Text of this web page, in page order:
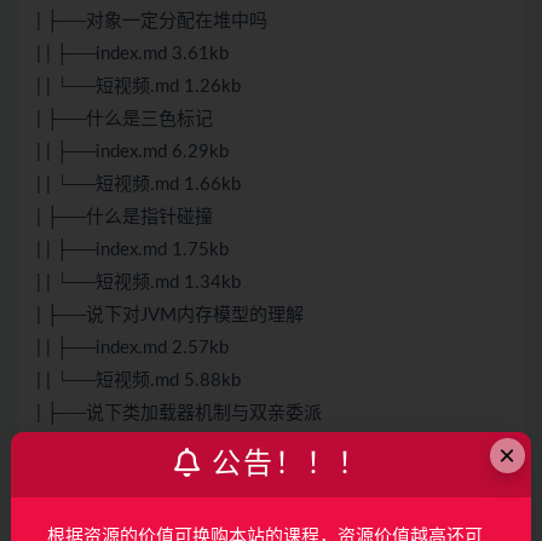
| ├──对象一定分配在堆中吗
| | ├──index.md 3.61kb
| | └──短视频.md 1.26kb
| ├──什么是三色标记
| | ├──index.md 6.29kb
| | └──短视频.md 1.66kb
| ├──什么是指针碰撞
| | ├──index.md 1.75kb
| | └──短视频.md 1.34kb
| ├──说下对JVM内存模型的理解
| | ├──index.md 2.57kb
| | └──短视频.md 5.88kb
| ├──说下类加载器机制与双亲委派
| | ├──index.md 6.60kb
| | └──短视频.md 1.41kb
×
公告！！！
根据资源的价值可换购本站的课程，资源价值越高还可